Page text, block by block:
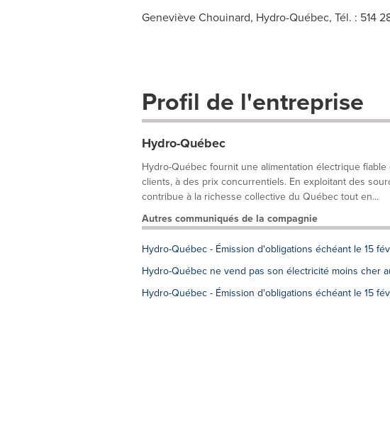
Geneviève Chouinard, Hydro-Québec, Tél. : 514
Profil de l'entreprise
Hydro-Québec
Hydro-Québec fournit une alimentation électrique
clients, à des prix concurrentiels. En exploitant des
contribue à la richesse collective du Québec tout en...
Autres communiqués de la compagnie
Hydro-Québec - Émission d'obligations échéant le 15
Hydro-Québec ne vend pas son électricité moins cher
Hydro-Québec - Émission d'obligations échéant le 15